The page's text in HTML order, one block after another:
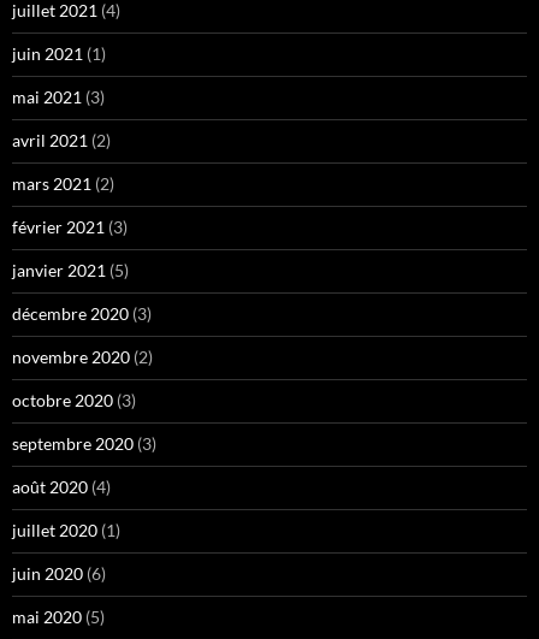
juillet 2021 (4)
juin 2021 (1)
mai 2021 (3)
avril 2021 (2)
mars 2021 (2)
février 2021 (3)
janvier 2021 (5)
décembre 2020 (3)
novembre 2020 (2)
octobre 2020 (3)
septembre 2020 (3)
août 2020 (4)
juillet 2020 (1)
juin 2020 (6)
mai 2020 (5)